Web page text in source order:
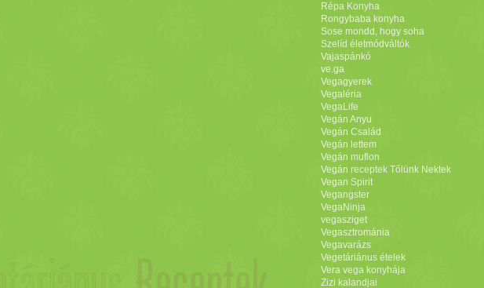
Répa Konyha
Rongybaba konyha
Sose mondd, hogy soha
Szelíd életmódváltók
Vajaspánkó
ve.ga
Vegagyerek
Vegaléria
VegaLife
Vegán Anyu
Vegán Család
Vegán lettem
Vegán muflon
Vegán receptek Tőlünk Nektek
Vegan Spirit
Vegangster
VegaNinja
vegasziget
Vegasztrománia
Vegavarázs
Vegetáriánus ételek
Vera vega konyhája
Zizi kalandjai